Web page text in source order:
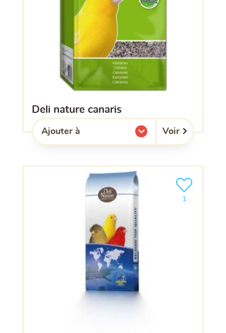
deli nature canaris
Ajouter à
l'une de mes listes. Voir
1
Ajouter le